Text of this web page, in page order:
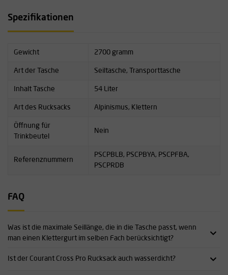
Spezifikationen
Gewicht 2700 gramm
Art der Tasche Seiltasche, Transporttasche
Inhalt Tasche 54 Liter
Art des Rucksacks Alpinismus, Klettern
Öffnung für
Trinkbeutel
Nein
Referenznummern
PSCPBLB, PSCPBYA, PSCPFBA,
PSCPRDB
FAQ
Was ist die maximale Seillänge, die in die Tasche passt, wenn
man einen Klettergurt im selben Fach berücksichtigt?
Ist der Courant Cross Pro Rucksack auch wasserdicht?